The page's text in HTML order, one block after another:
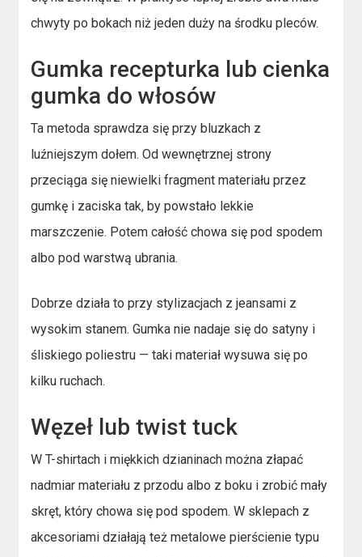
chwyty po bokach niż jeden duży na środku pleców.
Gumka recepturka lub cienka
gumka do włosów
Ta metoda sprawdza się przy bluzkach z
luźniejszym dołem. Od wewnętrznej strony
przeciąga się niewielki fragment materiału przez
gumkę i zaciska tak, by powstało lekkie
marszczenie. Potem całość chowa się pod spodem
albo pod warstwą ubrania.
Dobrze działa to przy stylizacjach z jeansami z
wysokim stanem. Gumka nie nadaje się do satyny i
śliskiego poliestru — taki materiał wysuwa się po
kilku ruchach.
Węzeł lub twist tuck
W T-shirtach i miękkich dzianinach można złapać
nadmiar materiału z przodu albo z boku i zrobić mały
skręt, który chowa się pod spodem. W sklepach z
akcesoriami działają też metalowe pierścienie typu